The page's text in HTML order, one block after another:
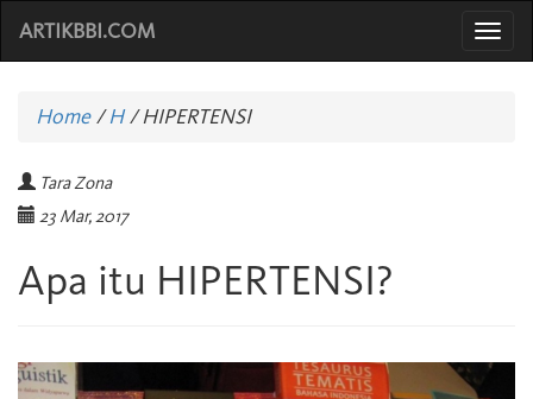
ARTIKBBI.COM
Home/H /HIPERTENSI
Tara Zona
23 Mar, 2017
Apa itu HIPERTENSI?